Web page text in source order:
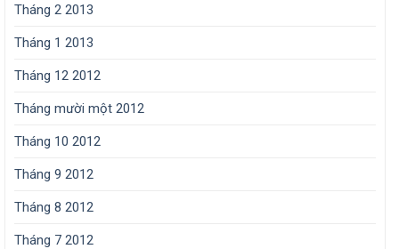
Tháng 2 2013
Tháng 1 2013
Tháng 12 2012
Tháng mười một 2012
Tháng 10 2012
Tháng 9 2012
Tháng 8 2012
Tháng 7 2012